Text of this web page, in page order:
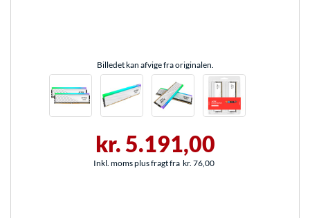
Billedet kan afvige fra originalen.
kr. 5.191,00
Inkl. moms plus fragt fra kr. 76,00